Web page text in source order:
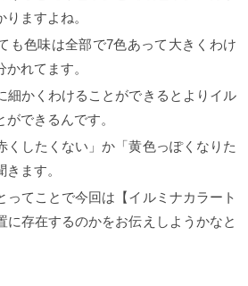
ますよね。
も色味は全部で7色あって大きくわけ
れてます。
細かくわけることができるとよりイル
できるんです。
くしたくない」か「黄色っぽくなりた
ます。
ってことで今回は【イルミナカラート
に存在するのかをお伝えしようかなと